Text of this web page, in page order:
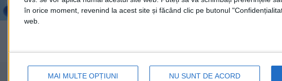
în orice moment, revenind la acest site și făcând clic pe butonul
web.
MAI MULTE OPȚIUNI NU SUNT DE ACORD